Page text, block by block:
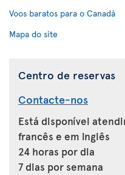
Voos baratos para o Canadá
Mapa do site
Centro de reservas
Contacte-nos
Está disponível
francês e em inglês
24 horas por dia
7 dias por semana